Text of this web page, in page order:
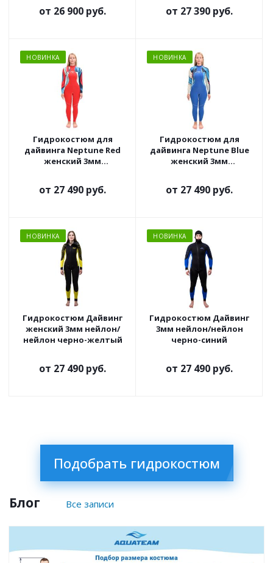
от 26 900 руб. от 27 390 руб.
НОВИНКА
Гидрокостюм для
дайвинга Neptune Red
женский 3мм
от 27 490 руб.
НОВИНКА
Гидрокостюм для
дайвинга Neptune Blue
женский 3мм
от 27 490 руб.
НОВИНКА
Гидрокостюм Дайвинг
женский 3мм нейлон/
нейлон черно-желтый
от 27 490 руб.
НОВИНКА
Гидрокостюм Дайвинг
3мм нейлон/нейлон
черно-синий
от 27 490 руб.
Подобрать гидрокостюм
Блог Все записи